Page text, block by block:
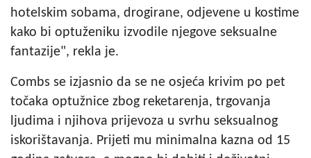
hotelskim sobama, drogirane, odjevene u kostime
kako bi optuženiku izvodile njegove seksualne
fantazije", rekla je.
Combs se izjasnio da se ne osjeća krivim po pet
točaka optužnice zbog reketarenja, trgovanja
ljudima i njihova prijevoza u svrhu seksualnog
iskorištavanja. Prijeti mu minimalna kazna od 15